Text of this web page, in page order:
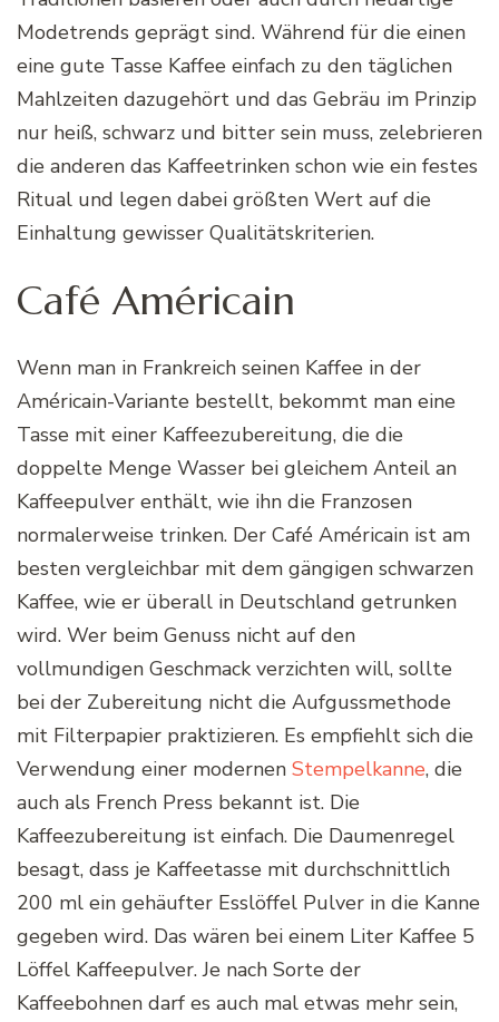
Modetrends geprägt sind. Während für die einen
eine gute Tasse Kaffee einfach zu den täglichen
Mahlzeiten dazugehört und das Gebräu im Prinzip
nur heiß, schwarz und bitter sein muss, zelebrieren
die anderen das Kaffeetrinken schon wie ein festes
Ritual und legen dabei größten Wert auf die
Einhaltung gewisser Qualitätskriterien.
Café Américain
Wenn man in Frankreich seinen Kaffee in der
Américain-Variante bestellt, bekommt man eine
Tasse mit einer Kaffeezubereitung, die die
doppelte Menge Wasser bei gleichem Anteil an
Kaffeepulver enthält, wie ihn die Franzosen
normalerweise trinken. Der Café Américain ist am
besten vergleichbar mit dem gängigen schwarzen
Kaffee, wie er überall in Deutschland getrunken
wird. Wer beim Genuss nicht auf den
vollmundigen Geschmack verzichten will, sollte
bei der Zubereitung nicht die Aufgussmethode
mit Filterpapier praktizieren. Es empfiehlt sich die
Verwendung einer modernen Stempelkanne, die
auch als French Press bekannt ist. Die
Kaffeezubereitung ist einfach. Die Daumenregel
besagt, dass je Kaffeetasse mit durchschnittlich
200 ml ein gehäufter Esslöffel Pulver in die Kanne
gegeben wird. Das wären bei einem Liter Kaffee 5
Löffel Kaffeepulver. Je nach Sorte der
Kaffeebohnen darf es auch mal etwas mehr sein,